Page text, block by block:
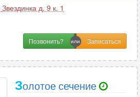
Звездинка д. 9 к. 1
Позвонить?
Золотое сечение